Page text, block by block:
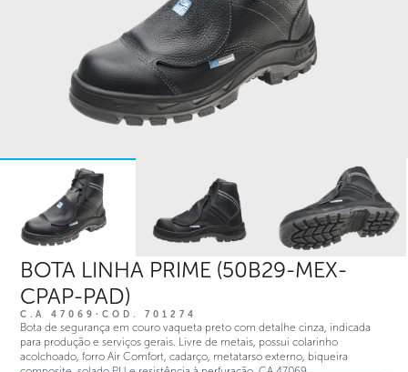
BOTA LINHA PRIME (50B29-MEX-
CPAP-PAD)
C.A 47069∙COD. 701274
Bota de segurança em couro vaqueta preto com detalhe cinza, indicada
para produção e serviços gerais. Livre de metais, possui colarinho
acolchoado, forro Air Comfort, cadarço, metatarso externo, biqueira